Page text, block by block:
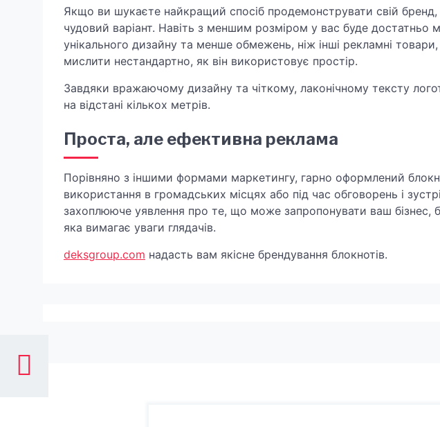
Якщо ви шукаєте найкращий спосіб продемонструвати свій бренд,
чудовий варіант. Навіть з меншим розміром у вас буде достатньо
унікального дизайну та менше обмежень, ніж інші рекламні
мислити нестандартно, як він використовує простір.
Завдяки вражаючому дизайну та чіткому, лаконічному тексту
на відстані кількох метрів.
Проста, але ефективна реклама
Порівняно з іншими формами маркетингу, гарно оформлений
використання в громадських місцях або під час обговорень і
захоплююче уявлення про те, що може запропонувати ваш бізнес,
яка вимагає уваги глядачів.
deksgroup.com надасть вам якісне брендування блокнотів.